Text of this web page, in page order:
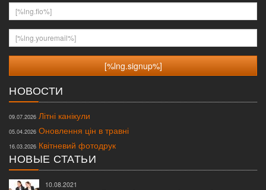
[%lng.fio%]
[%lng.youremail%]
НОВОСТИ
09.07.2026 Літні канікули
05.04.2026 Оновлення цін в травні
16.03.2026 Квітневий фотодрук
НОВЫЕ СТАТЬИ
10.08.2021